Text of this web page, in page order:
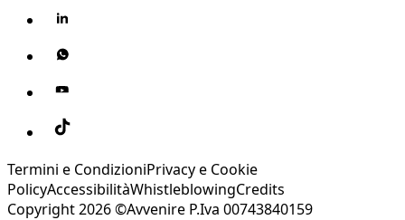
Termini e CondizioniPrivacy e Cookie
PolicyAccessibilitàWhistleblowingCredits
Copyright 2026 ©Avvenire P.Iva 00743840159